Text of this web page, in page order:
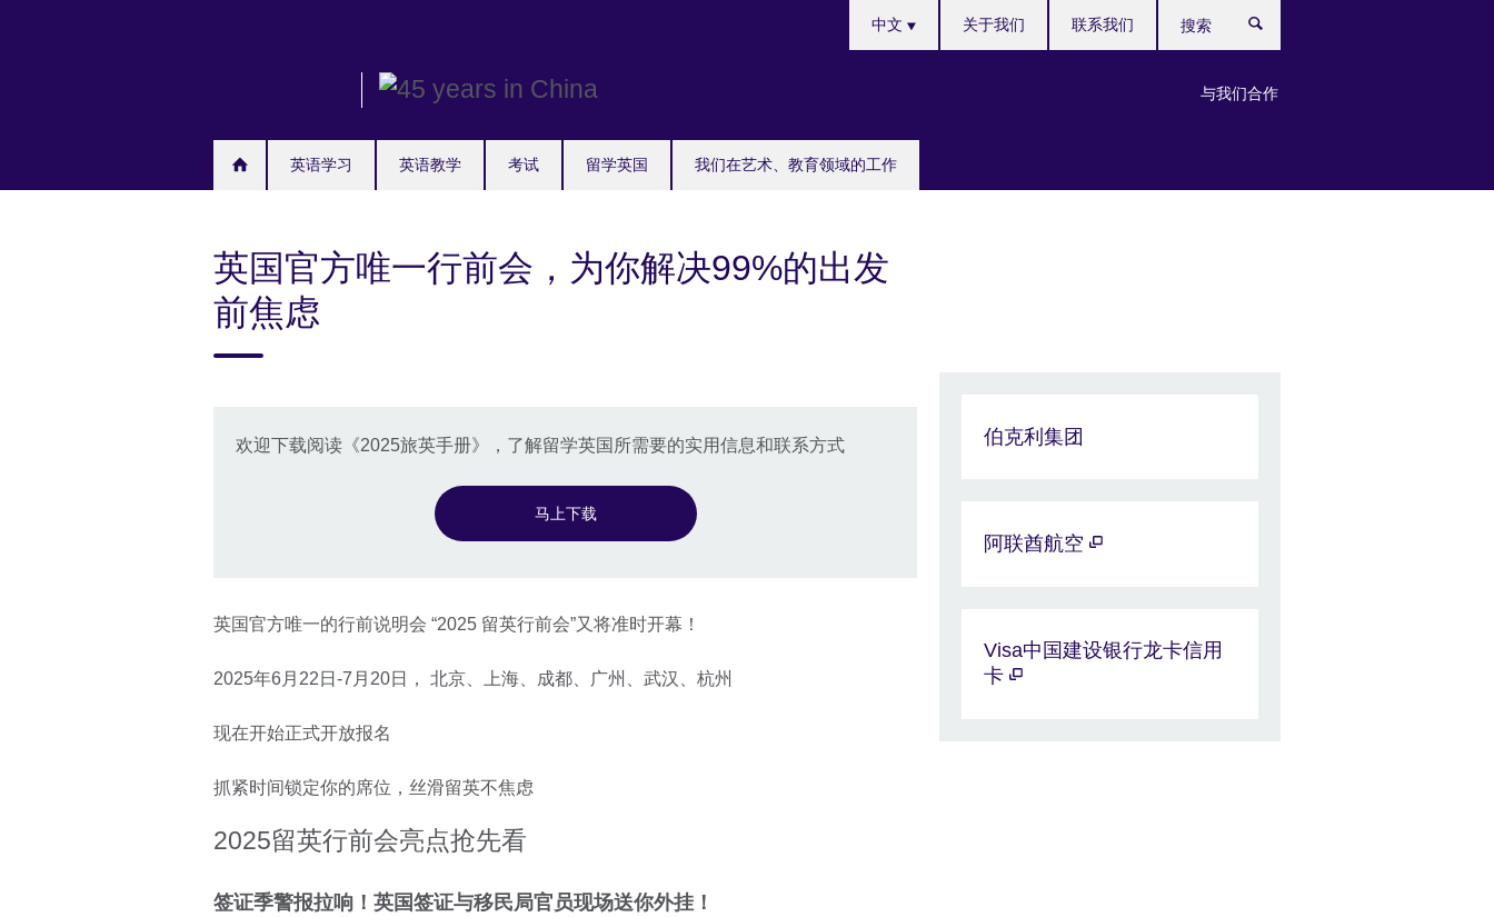
英语学习 英语教学 考试 留学英国 我们在艺术、教育领域的工作
your
中文
与我们合作
关于我们 联系我们
索
英国官方唯一行前会，为你解决99%的出发
前焦虑
欢迎下载阅读《2025旅英手册》，了解留学英国所需要的实用信息和联系方式
马上下载
英国官方唯一的行前说明会 “2025 留英行前会”又将准时开幕！
2025年6月22日-7月20日， 北京、上海、成都、广州、武汉、杭州
现在开始正式开放报名
抓紧时间锁定你的席位，丝滑留英不焦虑
2025留英行前会亮点抢先看
签证季警报拉响！英国签证与移民局官员现场送你外挂！
伯克利集团
阿联酋航空
Visa中国建设银行龙卡信用
卡